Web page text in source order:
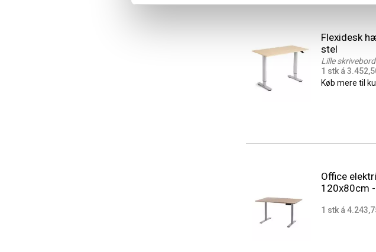
Flexidesk
stel
Lille
1 stk á
Køb mere til
Office
120x80cm -
1 stk á